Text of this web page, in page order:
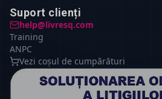
Suport clienți
help@livresq.com
Training
ANPC
Vezi coșul de cumpărături